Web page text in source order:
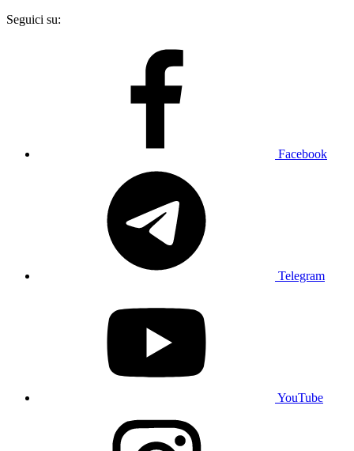
Seguici su:
Facebook
Telegram
YouTube